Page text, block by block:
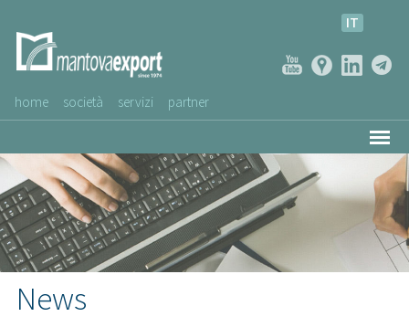
IT
home società servizi partner
AZIENDE CLIENTI
NEWS
VIDEO
SERVIZIO CLIENTI
News